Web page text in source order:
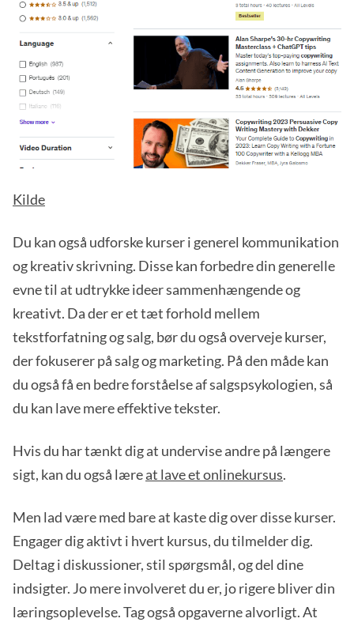
Kilde
Du kan også udforske kurser i generel kommunikation
og kreativ skrivning. Disse kan forbedre din generelle
evne til at udtrykke ideer sammenhængende og
kreativt. Da der er et tæt forhold mellem
tekstforfatning og salg, bør du også overveje kurser,
der fokuserer på salg og marketing. På den måde kan
du også få en bedre forståelse af salgspsykologien, så
du kan lave mere effektive tekster.
Hvis du har tænkt dig at undervise andre på længere
sigt, kan du også læreat lave et onlinekursus.
Men lad være med bare at kaste dig over disse kurser.
Engager dig aktivt i hvert kursus, du tilmelder dig.
Deltag i diskussioner, stil spørgsmål, og del dine
indsigter. Jo mere involveret du er, jo rigere bliver din
læringsoplevelse. Tag også opgaverne alvorligt. At